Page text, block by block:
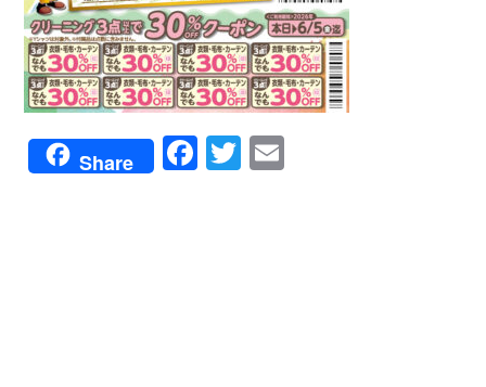
Share Facebook
Twitter